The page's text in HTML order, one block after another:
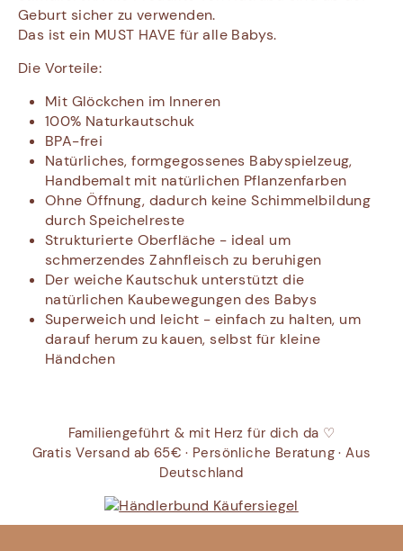
Geburt sicher zu verwenden.
Das ist ein MUST HAVE für alle Babys.
Die Vorteile:
Mit Glöckchen im Inneren
100% Naturkautschuk
BPA-frei
Natürliches, formgegossenes Babyspielzeug,
Handbemalt mit natürlichen Pflanzenfarben
Ohne Öffnung, dadurch keine Schimmelbildung
durch Speichelreste
Strukturierte Oberfläche - ideal um
schmerzendes Zahnfleisch zu beruhigen
Der weiche Kautschuk unterstützt die
natürlichen Kaubewegungen des Babys
Superweich und leicht - einfach zu halten, um
darauf herum zu kauen, selbst für kleine
Händchen
Familiengeführt & mit Herz für dich da ♡
Gratis Versand ab 65€ · Persönliche Beratung · Aus
Deutschland